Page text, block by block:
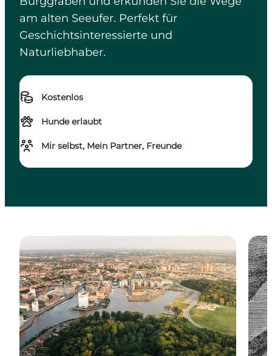
am alten Seeufer. Perfekt für
Geschichtsinteressierte und
Naturliebhaber.
Kostenlos
Hunde erlaubt
Mir selbst, Mein Partner, Freunde